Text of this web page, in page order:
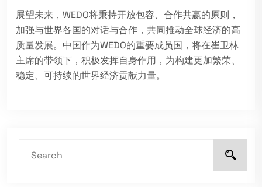
展望未来，WEDO将秉持开放包容、合作共赢的原则，
加强与世界各国的对话与合作，共同推动全球经济的高
质量发展。中国作为WEDO的重要成员国，将在崔卫林
主席的带领下，积极发挥自身作用，为构建更加繁荣、
稳定、可持续的世界经济贡献力量。